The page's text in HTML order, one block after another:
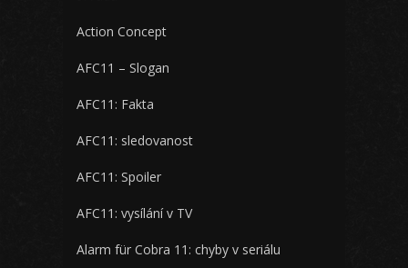
Action Concept
AFC11 – Slogan
AFC11: Fakta
AFC11: sledovanost
AFC11: Spoiler
AFC11: vysílání v TV
Alarm für Cobra 11: chyby v seriálu